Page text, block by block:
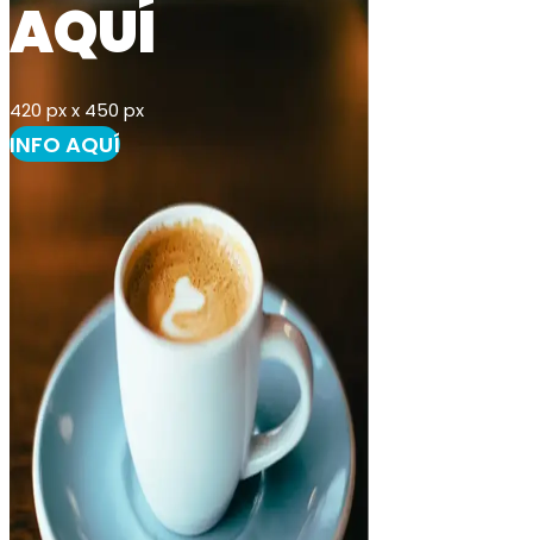
AQUÍ
420 px x 450 px
INFO AQUÍ